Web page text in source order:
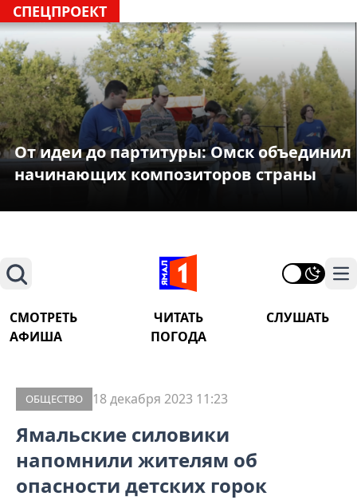
СПЕЦПРОЕКТ
От идеи до партитуры: Омск объединил
начинающих композиторов страны
Поиск
СМОТРЕТЬ ЧИТАТЬ
СЛУШАТЬ
АФИША
ПОГОДА
ОБЩЕСТВО 18 декабря 2023 11:23
Ямальские силовики
напомнили жителям об
опасности детских горок